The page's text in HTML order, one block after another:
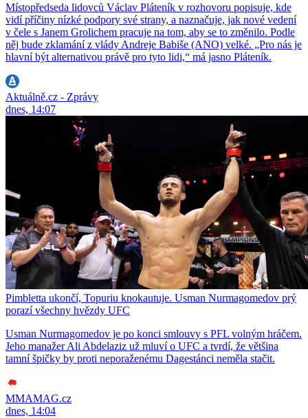
Místopředseda lidovců Václav Pláteník v rozhovoru popisuje, kde
vidí příčiny nízké podpory své strany, a naznačuje, jak nové vedení
v čele s Janem Grolichem pracuje na tom, aby se to změnilo. Podle
něj bude zklamání z vlády Andreje Babiše (ANO) velké. „Pro nás je
hlavní být alternativou právě pro tyto lidi,“ má jasno Pláteník.
Aktuálně.cz - Zprávy
dnes, 14:07
Pimbletta ukončí, Topuriu knokautuje. Usman Nurmagomedov prý
porazí všechny hvězdy UFC
Usman Nurmagomedov je po konci smlouvy s PFL volným hráčem.
Jeho manažer Ali Abdelaziz už mluví o UFC a tvrdí, že většina
tamní špičky by proti neporaženému Dagestánci neměla stačit.
MMAMAG.cz
dnes, 14:04